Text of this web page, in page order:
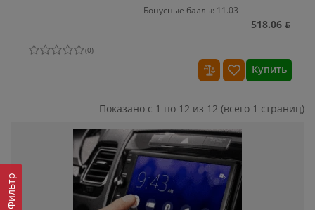
Фильтр
Бонусные баллы: 11.03
518.06 ƃ
(0)
Купить
Показано с 1 по 12 из 12 (всего 1 страниц)